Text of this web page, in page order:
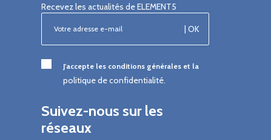
Recevez les actualités de ELEMENT5
| OK
J'accepte les conditions générales et la
politique de confidentialité.
Suivez-nous sur les
réseaux